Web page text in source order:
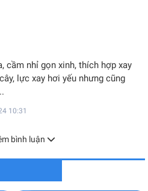
cầm nhỉ gọn xinh, thích hợp xay
lực xay hơi yếu nhưng cũng
10:31
bình luận